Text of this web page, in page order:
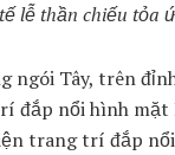
lễ thần chiếu tỏa
ngói Tây, trên
nổi hình mặt
trang trí đắp